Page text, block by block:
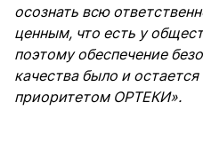
осознать всю
ценным, что есть у
поэтому обеспечение
качества было и
приоритетом ОРТЕКИ».